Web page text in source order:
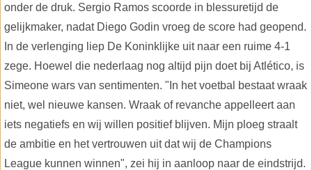
onder de druk. Sergio Ramos scoorde in blessuretijd de
gelijkmaker, nadat Diego Godin vroeg de score had geopend.
In de verlenging liep De Koninklijke uit naar een ruime 4-1
zege. Hoewel die nederlaag nog altijd pijn doet bij Atlético, is
Simeone wars van sentimenten. "In het voetbal bestaat wraak
niet, wel nieuwe kansen. Wraak of revanche appelleert aan
iets negatiefs en wij willen positief blijven. Mijn ploeg straalt
de ambitie en het vertrouwen uit dat wij de Champions
League kunnen winnen", zei hij in aanloop naar de eindstrijd.